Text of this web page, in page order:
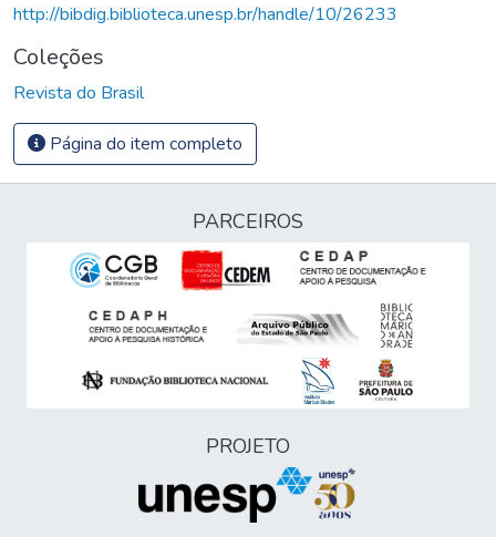
http://bibdig.biblioteca.unesp.br/handle/10/26233
Coleções
Revista do Brasil
Página do item completo
PARCEIROS
PROJETO